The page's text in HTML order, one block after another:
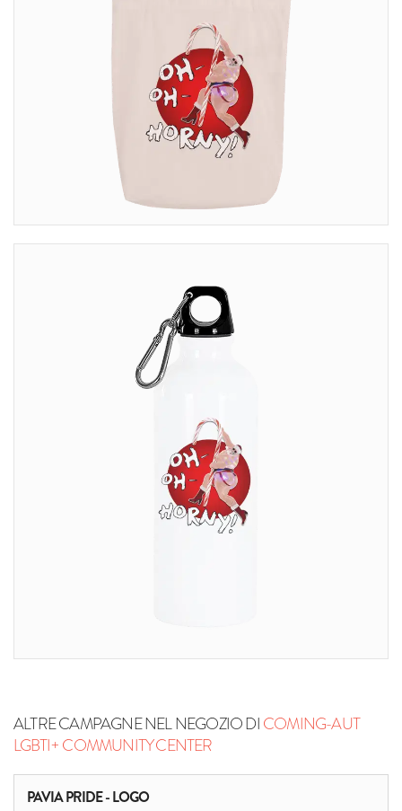
ALTRE CAMPAGNE NEL NEGOZIO DICOMING-AUT
LGBTI+ COMMUNITY CENTER
PAVIA PRIDE - LOGO